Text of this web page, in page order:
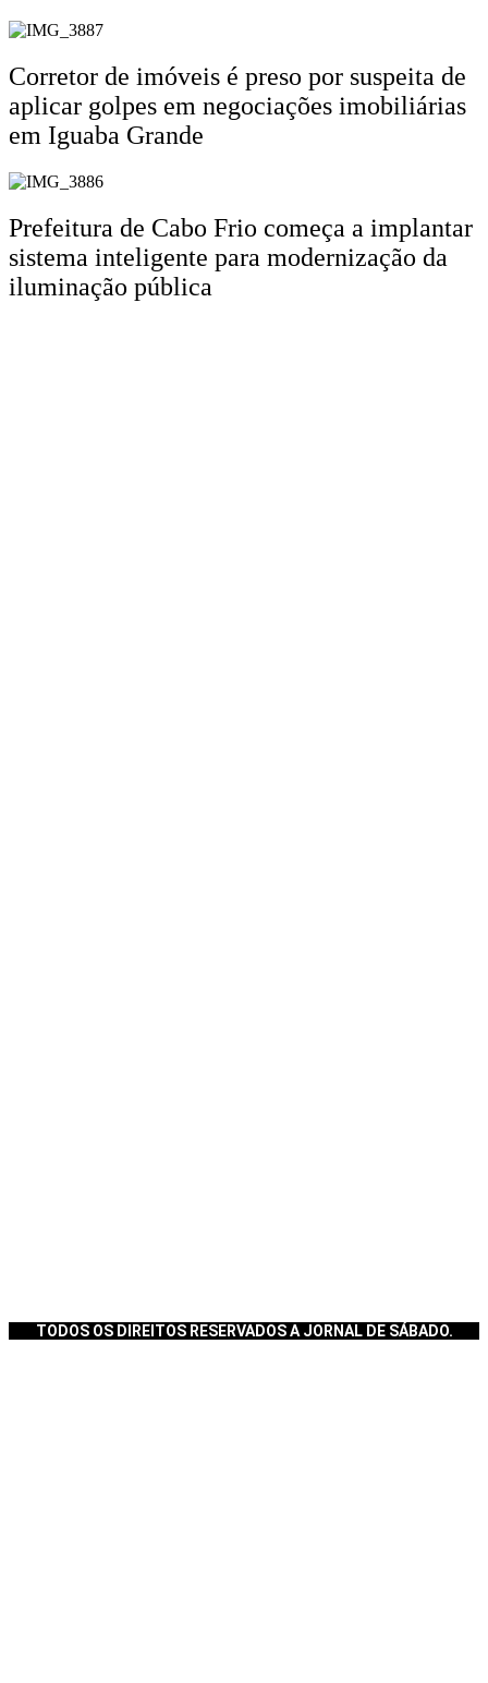
Corretor de imóveis é preso por suspeita de
aplicar golpes em negociações imobiliárias
em Iguaba Grande
Prefeitura de Cabo Frio começa a implantar
sistema inteligente para modernização da
iluminação pública
TODOS OS DIREITOS RESERVADOS A JORNAL DE SÁBADO.